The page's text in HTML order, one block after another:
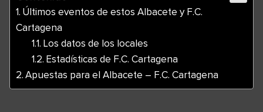
Últimos eventos de estos Albacete y F.C.
Cartagena
Los datos de los locales
Estadísticas de F.C. Cartagena
Apuestas para el Albacete – F.C. Cartagena